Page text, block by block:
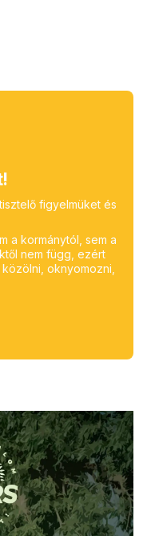
figyelmüket és
a kormánytól, sem a
nem függ, ezért
oknyomozni,